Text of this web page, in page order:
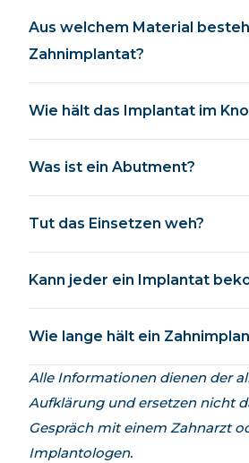
Aus welchem Material
Zahnimplantat?
Wie hält das Implantat im
Was ist ein Abutment?
Tut das Einsetzen weh?
Kann jeder ein Implantat
Wie lange hält ein
Alle Informationen dienen der
Aufklärung und ersetzen nicht
Gespräch mit einem Zahnarzt
Implantologen.